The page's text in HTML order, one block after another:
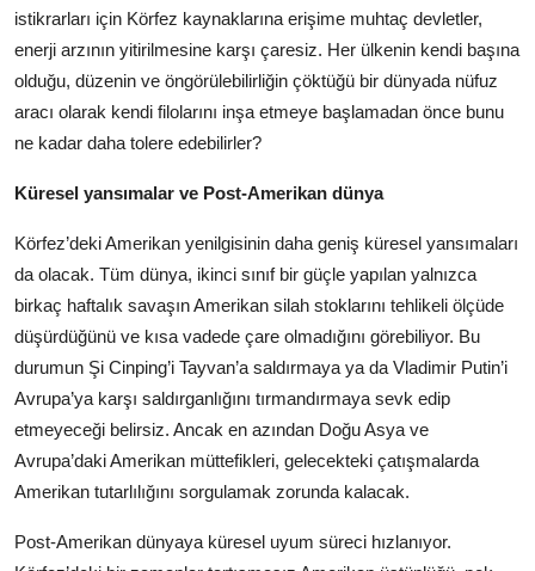
istikrarları için Körfez kaynaklarına erişime muhtaç devletler,
enerji arzının yitirilmesine karşı çaresiz. Her ülkenin kendi başına
olduğu, düzenin ve öngörülebilirliğin çöktüğü bir dünyada nüfuz
aracı olarak kendi filolarını inşa etmeye başlamadan önce bunu
ne kadar daha tolere edebilirler?
Küresel yansımalar ve Post-Amerikan dünya
Körfez’deki Amerikan yenilgisinin daha geniş küresel yansımaları
da olacak. Tüm dünya, ikinci sınıf bir güçle yapılan yalnızca
birkaç haftalık savaşın Amerikan silah stoklarını tehlikeli ölçüde
düşürdüğünü ve kısa vadede çare olmadığını görebiliyor. Bu
durumun Şi Cinping’i Tayvan’a saldırmaya ya da Vladimir Putin’i
Avrupa’ya karşı saldırganlığını tırmandırmaya sevk edip
etmeyeceği belirsiz. Ancak en azından Doğu Asya ve
Avrupa’daki Amerikan müttefikleri, gelecekteki çatışmalarda
Amerikan tutarlılığını sorgulamak zorunda kalacak.
Post-Amerikan dünyaya küresel uyum süreci hızlanıyor.